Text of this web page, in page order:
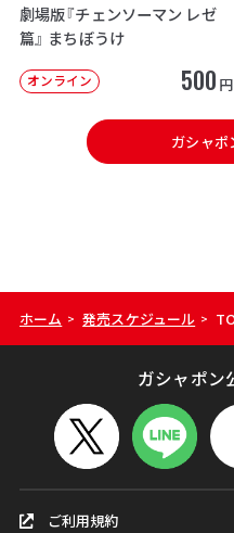
劇場版『チェンソーマン レゼ
篇』 まちぼうけ
オンライン 500 円
ガシャポ
ホーム > 発売スケジュール >
ガシャポン
ご利用規約